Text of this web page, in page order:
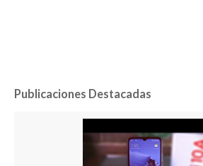
Publicaciones Destacadas